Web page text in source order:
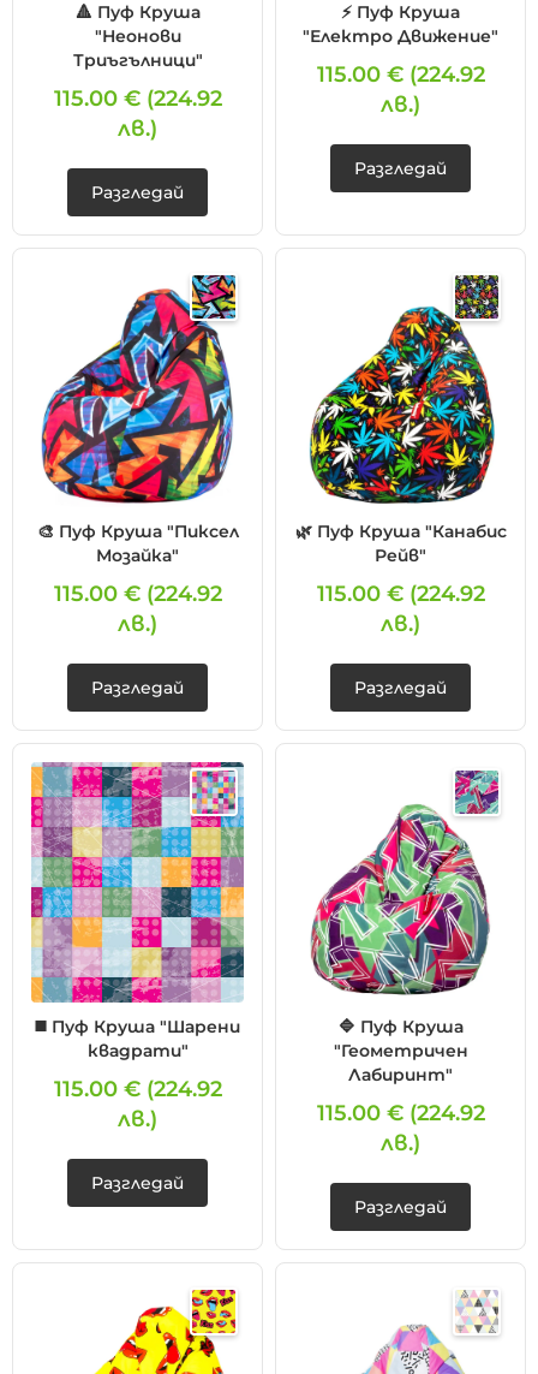
🔺 Пуф Круша
"Неонови
Триъгълници"
115.00 € (224.92
лв.)
Разгледай
⚡ Пуф Круша
"Електро Движение"
115.00 € (224.92
лв.)
Разгледай
🎨 Пуф Круша "Пиксел
Мозайка"
115.00 € (224.92
лв.)
Разгледай
🌿 Пуф Круша "Канабис
Рейв"
115.00 € (224.92
лв.)
Разгледай
◼️ Пуф Круша "Шарени
квадрати"
115.00 € (224.92
лв.)
Разгледай
🔷 Пуф Круша
"Геометричен
Лабиринт"
115.00 € (224.92
лв.)
Разгледай